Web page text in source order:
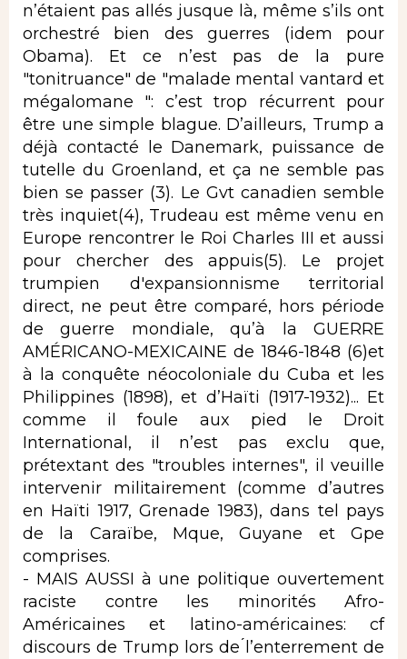
n’étaient pas allés jusque là, même s’ils ont
orchestré bien des guerres (idem pour
Obama). Et ce n’est pas de la pure
"tonitruance" de "malade mental vantard et
mégalomane ": c’est trop récurrent pour
être une simple blague. D’ailleurs, Trump a
déjà contacté le Danemark, puissance de
tutelle du Groenland, et ça ne semble pas
bien se passer (3). Le Gvt canadien semble
très inquiet(4), Trudeau est même venu en
Europe rencontrer le Roi Charles III et aussi
pour chercher des appuis(5). Le projet
trumpien d'expansionnisme territorial
direct, ne peut être comparé, hors période
de guerre mondiale, qu’à la GUERRE
AMÉRICANO-MEXICAINE de 1846-1848 (6)et
à la conquête néocoloniale du Cuba et les
Philippines (1898), et d’Haïti (1917-1932)... Et
comme il foule aux pied le Droit
International, il n’est pas exclu que,
prétextant des "troubles internes", il veuille
intervenir militairement (comme d’autres
en Haïti 1917, Grenade 1983), dans tel pays
de la Caraïbe, Mque, Guyane et Gpe
comprises.
- MAIS AUSSI à une politique ouvertement
raciste contre les minorités Afro-
Américaines et latino-américaines: cf
discours de Trump lors de ́l’enterrement de